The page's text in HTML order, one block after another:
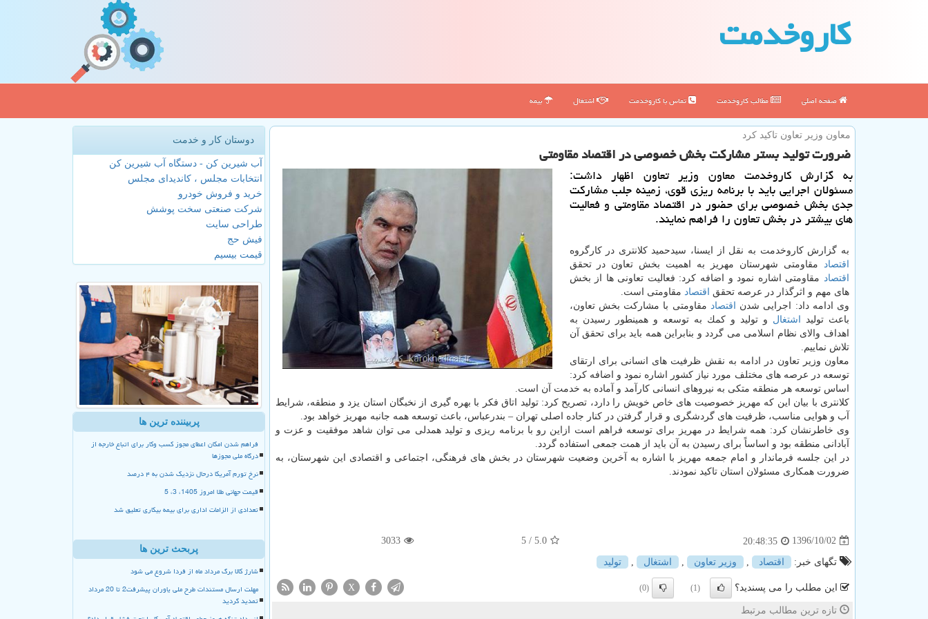
كاروخدمت
صفحه اصلی مطالب كاروخدمت تماس با كاروخدمت اشتغال بیمه
معاون وزیر تعاون تاكید كرد
ضرورت تولید بستر مشاركت بخش خصوصی در اقتصاد مقاومتی
به گزارش كاروخدمت معاون وزیر تعاون اظهار داشت:
مسئولان اجرایی باید با برنامه ریزی قوی، زمینه جلب مشاركت
جدی بخش خصوصی برای حضور در اقتصاد مقاومتی و فعالیت
های بیشتر در بخش تعاون را فراهم نمایند.
به گزارش كاروخدمت به نقل از ایسنا، سیدحمید كلانتری در كارگروه
اقتصاد مقاومتی شهرستان مهریز به اهمیت بخش تعاون در تحقق
اقتصاد مقاومتی اشاره نمود و اضافه كرد: فعالیت تعاونی ها از بخش
های مهم و اثرگذار در عرصه تحقق اقتصاد مقاومتی است.
وی ادامه داد: اجرایی شدن
اقتصاد مقاومتی با مشاركت بخش تعاون،
باعث تولید
اشتغال و تولید و كمك به توسعه و همینطور رسیدن به
اهداف والای نظام اسلامی می گردد و بنابراین همه باید برای تحقق آن
تلاش نماییم.
معاون وزیر تعاون در ادامه به نقش ظرفیت های انسانی برای ارتقای
توسعه در عرصه های مختلف مورد نیاز كشور اشاره نمود و اضافه كرد:
اساس توسعه هر منطقه متكی به نیروهای انسانی كارآمد و آماده به خدمت آن است.
كلانتری با بیان این كه مهریز خصوصیت های خاص خویش را دارد، تصریح كرد: تولید اتاق فكر با بهره گیری از نخبگان استان یزد و منطقه، شرایط
آب و هوایی مناسب، ظرفیت های گردشگری و قرار گرفتن در كنار جاده اصلی تهران – بندرعباس، باعث توسعه همه جانبه مهریز خواهد بود.
وی خاطرنشان كرد: همه شرایط در مهریز برای توسعه فراهم است ازاین رو با برنامه ریزی و تولید همدلی می توان شاهد موفقیت و عزت و
آبادانی منطقه بود و اساساً برای رسیدن به آن باید از همت جمعی استفاده گردد.
در این جلسه فرماندار و امام جمعه مهریز با اشاره به آخرین وضعیت شهرستان در بخش های فرهنگی، اجتماعی و اقتصادی این شهرستان، به
ضرورت همكاری مسئولان استان تاكید نمودند.
1396/10/02
20:48:35
5.0
/ 5
3033
تگهای خبر: اقتصاد وزیر تعاون اشتغال تولید
این مطلب را می پسندید؟ (1)
(0)
X
تازه ترین مطالب مرتبط
دوستان کار و خدمت
آب شیرین کن - دستگاه آب شیرین کن
انتخابات مجلس ، کاندیدای مجلس
خرید و فروش خودرو
شرکت صنعتی سخت پوشش
طراحی سایت
فیش حج
قیمت بیسیم
پربیننده ترین ها
فراهم شدن امکان اعطای مجوز کسب وکار برای اتباع خارجه از
درگاه ملی مجوزها
نرخ تورم آمریکا درحال نزدیک شدن به ۴ درصد
قیمت جهانی طلا امروز 1405، 3، 5
تعدادی از الزامات اداری برای بیمه بیکاری تعلیق شد
پربحث ترین ها
شارژ کالا برگ مرداد ماه از فردا شروع می شود
مهلت ارسال مستندات طرح ملی یاوران پیشرفت2 تا 20 مرداد
تمدید گردید